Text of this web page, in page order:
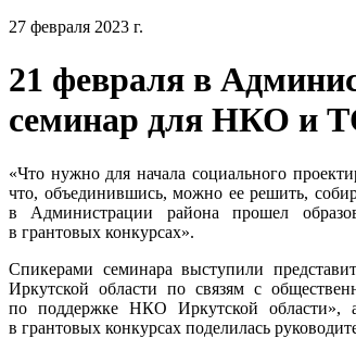
27 февраля 2023 г.
21 февраля в
семинар для НКО и
«Что нужно для начала социального
что, объединившись, можно ее решить,
в Администрации района прошел
в грантовых конкурсах».
Спикерами семинара выступили
Иркутской области по связям с
по поддержке НКО Иркутской области»,
в грантовых конкурсах поделилась